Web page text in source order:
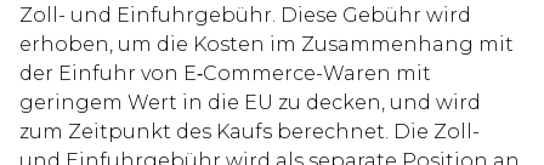
Zoll- und Einfuhrgebühr. Diese Gebühr wird
erhoben, um die Kosten im Zusammenhang mit
der Einfuhr von E‑Commerce-Waren mit
geringem Wert in die EU zu decken, und wird
zum Zeitpunkt des Kaufs berechnet. Die Zoll-